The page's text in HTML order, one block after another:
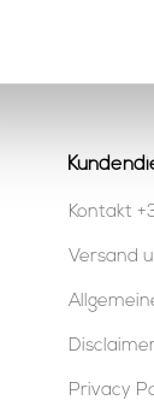
Kontakt
Versand
Privacy